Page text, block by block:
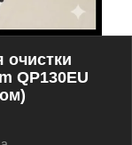
очистки
QP130EU